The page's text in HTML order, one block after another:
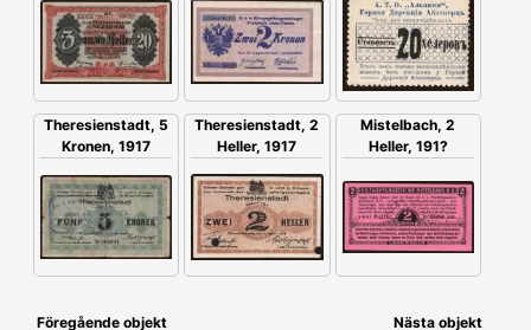
Theresienstadt, 5
Kronen, 1917
Theresienstadt, 2
Heller, 1917
Mistelbach, 2
Heller, 191?
Föregående objekt Nästa objekt